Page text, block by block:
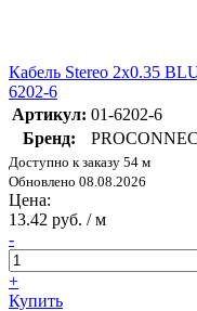
Кабель Stereo 2х0.35
6202-6
Артикул: 01-6202-6
Бренд:
Доступно к заказу 54 м
Обновлено 08.08.2026
Цена:
13.42 руб. / м
-
+
Купить